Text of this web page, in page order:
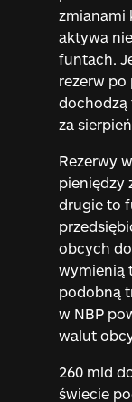
zmianami
aktywa
funtach.
rezerw po
dochodzą
za
Rezerwy
pieniędzy
drugie to
obcych
wymienią
podobną
w NBP
walut
260 mld
świecie